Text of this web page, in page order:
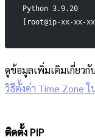
Python 3.9.20
[root@ip-xx-xx-
ดูข้อมูลเพิ่มเติมเกี่ยวกั
วิธีตั้งค่า Time Zone ใ
ติดตั้ง PIP